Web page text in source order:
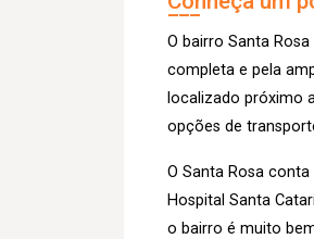
O bairro Santa
completa e pela
localizado próximo
opções de
O Santa Rosa
Hospital Santa
o bairro é muito